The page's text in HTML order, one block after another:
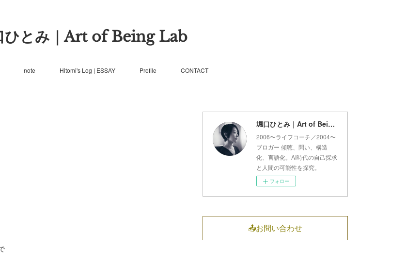
ひとみ｜Art of Being Lab
note Hitomi's Log | ESSAY Profile CONTACT
堀口ひとみ｜Art of Being Lab
2006〜ライフコーチ／2004〜
ブロガー 傾聴、問い、構造
化、言語化。AI時代の自己探求
と人間の可能性を探究。
フォロー
📤お問い合わせ